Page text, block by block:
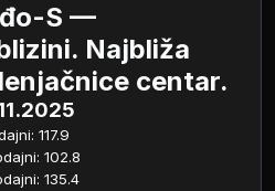
S —
Najbliža
centar.
117.9
102.8
135.4